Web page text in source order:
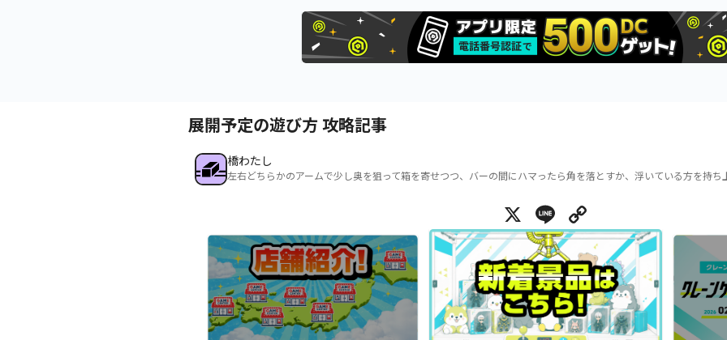
展開予定の遊び方 攻略記事
橋わたし
左右どちらかのアームで少し奥を狙って箱を寄せつつ、バーの間にハマったら角を落とすか、浮いている方を持
X Line